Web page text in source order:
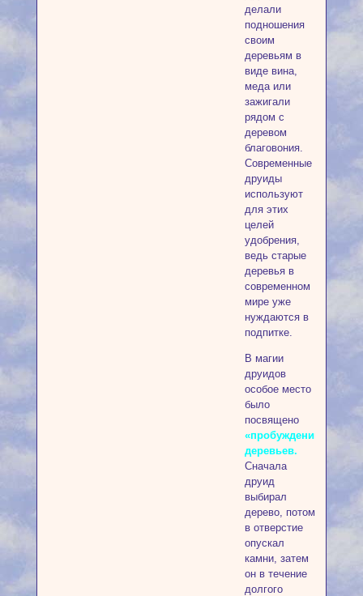
делали
подношения
своим
деревьям в
виде вина,
меда или
зажигали
рядом с
деревом
благовония.
Современные
друиды
используют
для этих
целей
удобрения,
ведь старые
деревья в
современном
мире уже
нуждаются в
подпитке.
В магии
друидов
особое место
было
посвящено
«пробуждению»
деревьев.
Сначала
друид
выбирал
дерево, потом
в отверстие
опускал
камни, затем
он в течение
долгого